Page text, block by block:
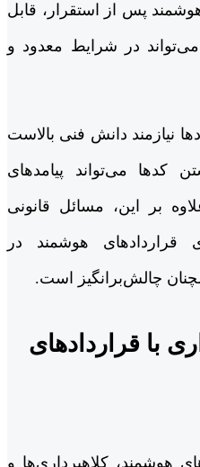
پس از استقرار، قابل
در شرایط معدود و
نیازمند دانش فنی بالاست
کدها می‌تواند پیامدهای
بر این، مسائل قانونی
هوشمند در
چالش‌برانگیز است.
با قراردادهای
هوشمند، کلاهبرداری‌ها و